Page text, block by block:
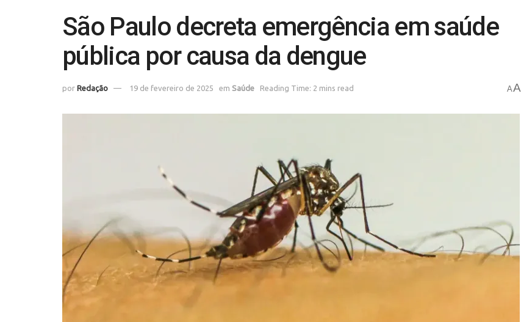
São Paulo decreta emergência em saúde
pública por causa da dengue
por Redação 19 de fevereiro de 2025 em Saúde Reading Time: 2 mins read AA